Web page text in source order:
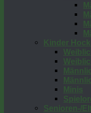
Kinder
Minis
Senioren-/